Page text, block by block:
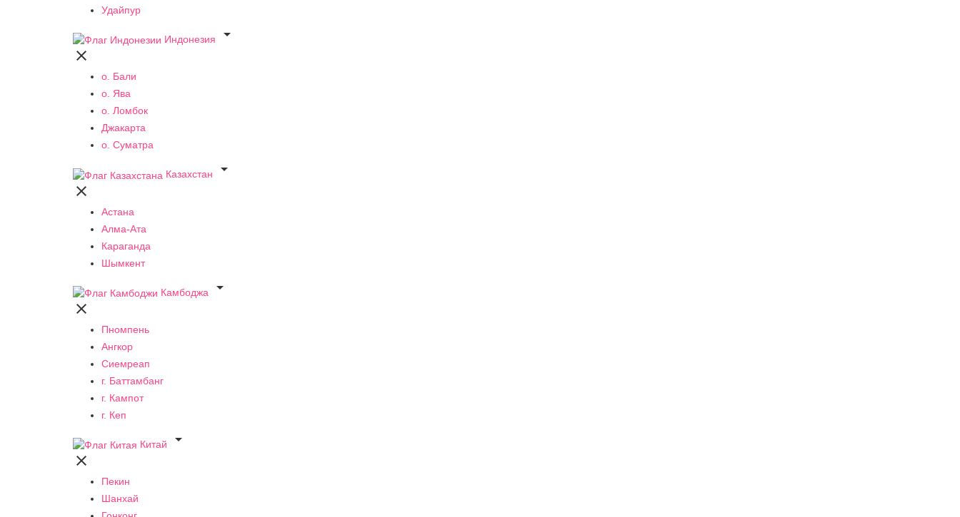
Удайпур
Индонезия


о. Бали
о. Ява
о. Ломбок
Джакарта
о. Суматра
Казахстан


Астана
Алма-Ата
Караганда
Шымкент
Камбоджа


Пномпень
Ангкор
Сиемреап
г. Баттамбанг
г. Кампот
г. Кеп
Китай


Пекин
Шанхай